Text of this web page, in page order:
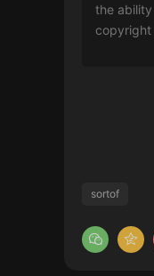
the
copyright
sortof